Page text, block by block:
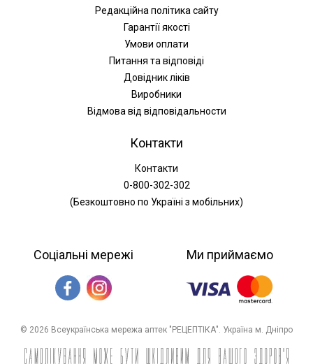
Редакційна політика сайту
Гарантії якості
Умови оплати
Питання та відповіді
Довідник ліків
Виробники
Відмова від відповідальности
Контакти
Контакти
0-800-302-302
(Безкоштовно по Україні з мобільних)
Соціальні мережі Ми приймаємо
© 2026 Всеукраїнська мережа аптек "РЕЦЕПТІКА". Україна м. Дніпро